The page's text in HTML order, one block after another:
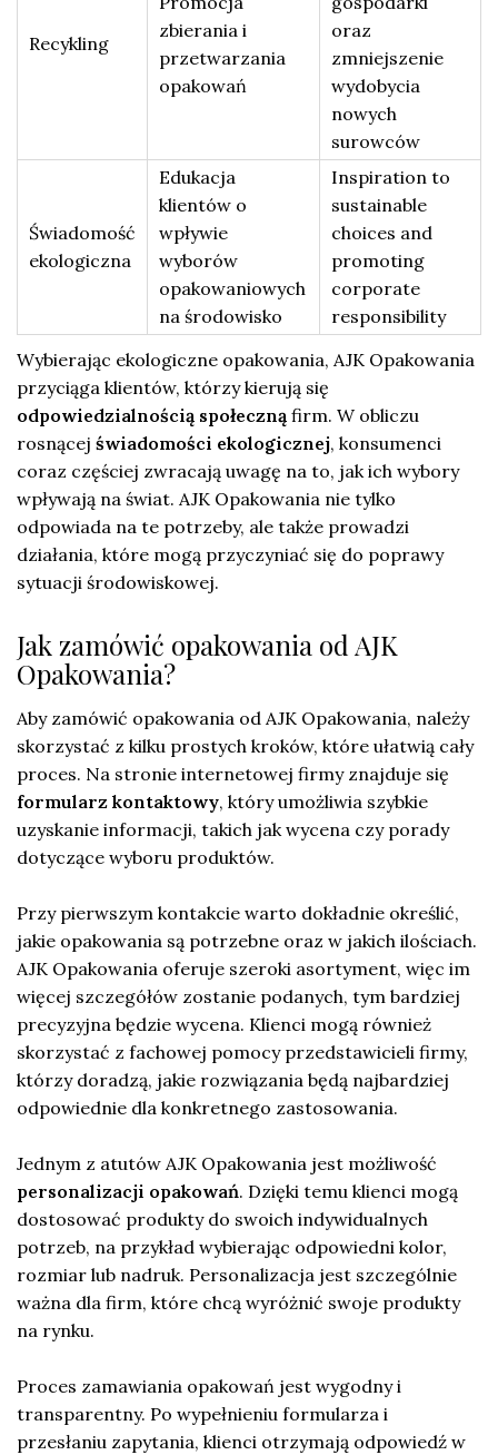
Recykling
zbierania i
przetwarzania
opakowań
oraz
zmniejszenie
wydobycia
nowych
surowców
Świadomość
ekologiczna
Edukacja
klientów o
wpływie
wyborów
opakowaniowych
na środowisko
Inspiration to
sustainable
choices and
promoting
corporate
responsibility
Wybierając ekologiczne opakowania, AJK Opakowania
przyciąga klientów, którzy kierują się
odpowiedzialnością społeczną firm. W obliczu
rosnącej świadomości ekologicznej, konsumenci
coraz częściej zwracają uwagę na to, jak ich wybory
wpływają na świat. AJK Opakowania nie tylko
odpowiada na te potrzeby, ale także prowadzi
działania, które mogą przyczyniać się do poprawy
sytuacji środowiskowej.
Jak zamówić opakowania od AJK
Opakowania?
Aby zamówić opakowania od AJK Opakowania, należy
skorzystać z kilku prostych kroków, które ułatwią cały
proces. Na stronie internetowej firmy znajduje się
formularz kontaktowy, który umożliwia szybkie
uzyskanie informacji, takich jak wycena czy porady
dotyczące wyboru produktów.
Przy pierwszym kontakcie warto dokładnie określić,
jakie opakowania są potrzebne oraz w jakich ilościach.
AJK Opakowania oferuje szeroki asortyment, więc im
więcej szczegółów zostanie podanych, tym bardziej
precyzyjna będzie wycena. Klienci mogą również
skorzystać z fachowej pomocy przedstawicieli firmy,
którzy doradzą, jakie rozwiązania będą najbardziej
odpowiednie dla konkretnego zastosowania.
Jednym z atutów AJK Opakowania jest możliwość
personalizacji opakowań. Dzięki temu klienci mogą
dostosować produkty do swoich indywidualnych
potrzeb, na przykład wybierając odpowiedni kolor,
rozmiar lub nadruk. Personalizacja jest szczególnie
ważna dla firm, które chcą wyróżnić swoje produkty
na rynku.
Proces zamawiania opakowań jest wygodny i
transparentny. Po wypełnieniu formularza i
przesłaniu zapytania, klienci otrzymają odpowiedź w